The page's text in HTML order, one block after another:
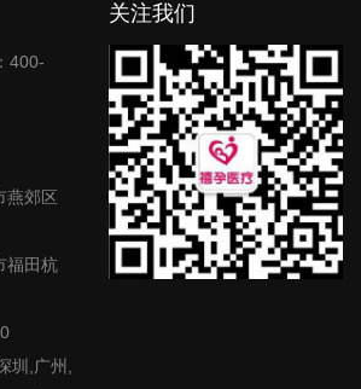
400-
燕郊区
福田杭
圳,广州,
关注我们